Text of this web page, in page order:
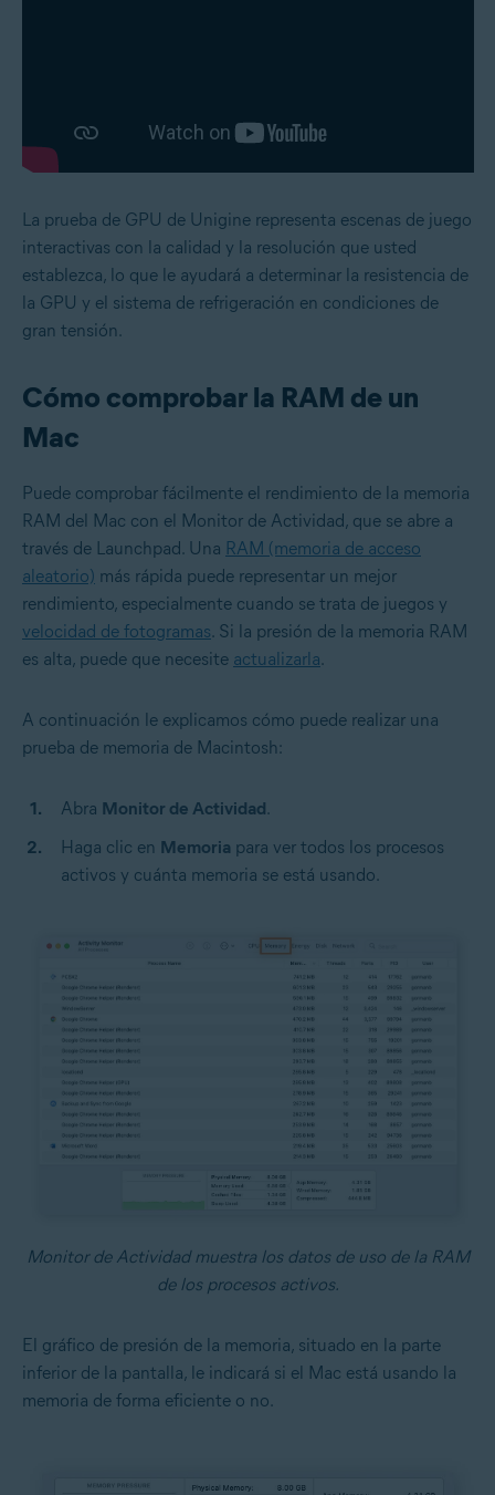
La prueba de GPU de Unigine representa escenas de juego
interactivas con la calidad y la resolución que usted
establezca, lo que le ayudará a determinar la resistencia de
la GPU y el sistema de refrigeración en condiciones de
gran tensión.
Cómo comprobar la RAM de un
Mac
Puede comprobar fácilmente el rendimiento de la memoria
RAM del Mac con el Monitor de Actividad, que se abre a
través de Launchpad. Una RAM (memoria de acceso
aleatorio) más rápida puede representar un mejor
rendimiento, especialmente cuando se trata de juegos y
velocidad de fotogramas. Si la presión de la memoria RAM
es alta, puede que necesite actualizarla.
A continuación le explicamos cómo puede realizar una
prueba de memoria de Macintosh:
Abra Monitor de Actividad.
Haga clic en Memoria para ver todos los procesos
activos y cuánta memoria se está usando.
Monitor de Actividad muestra los datos de uso de la RAM
de los procesos activos.
El gráfico de presión de la memoria, situado en la parte
inferior de la pantalla, le indicará si el Mac está usando la
memoria de forma eficiente o no.